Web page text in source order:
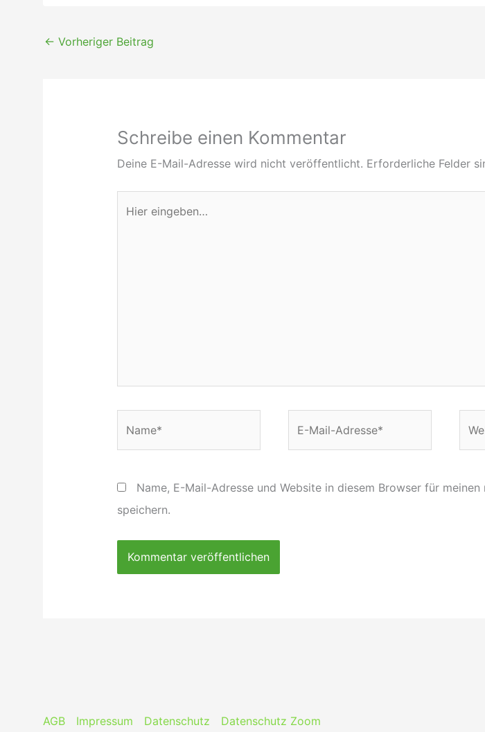
← Vorheriger Beitrag
Schreibe einen Kommentar
Deine E-Mail-Adresse wird nicht veröffentlicht. Erforderliche Felder
Name, E-Mail-Adresse und Website in diesem Browser für meinen
speichern.
AGB Impressum Datenschutz Datenschutz Zoom